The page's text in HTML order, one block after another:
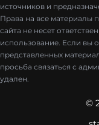
источников и
Права на все материалы
сайта не несет
использование. Если вы
представленных
просьба связаться с
удален.
©